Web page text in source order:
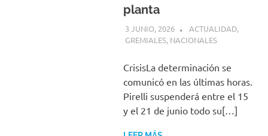
planta
3 JUNIO, 2026 H P
ACTUALIDAD,
GREMIALES, NACIONALES
CrisisLa determinación se
comunicó en las últimas horas.
Pirelli suspenderá entre el 15
y el 21 de junio todo su[…]